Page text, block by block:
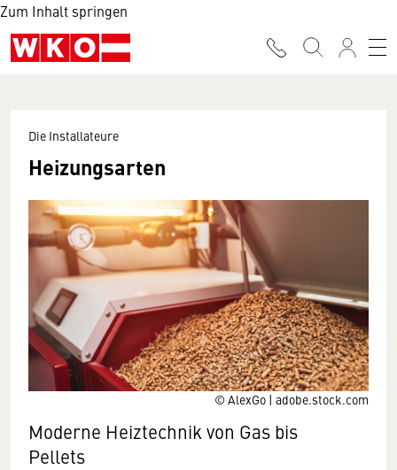
Zum Inhalt springen
© AlexGo | adobe.stock.com
Die Installateure
Heizungsarten
Moderne Heiztechnik von Gas bis
Pellets